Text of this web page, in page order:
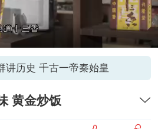
讲历史 千古一帝秦始皇
黄金炒饭